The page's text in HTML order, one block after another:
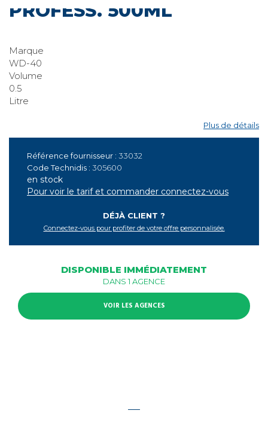
PROFESS. 500ML
Marque
WD-40
Volume
0.5
Litre
Plus de détails
Référence fournisseur : 33032
Code Technidis : 305600
en stock
Pour voir le tarif et commander connectez-vous
DÉJÀ CLIENT ?
Connectez-vous pour profiter de votre offre personnalisée.
DISPONIBLE IMMÉDIATEMENT
DANS 1 AGENCE
VOIR LES AGENCES